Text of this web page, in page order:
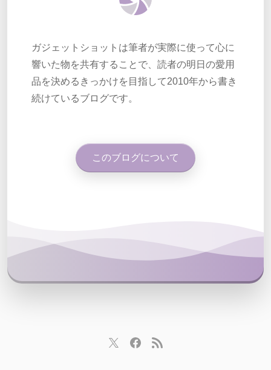
ガジェットショットは筆者が実際に使って心に
響いた物を共有することで、読者の明日の愛用
品を決めるきっかけを目指して2010年から書き
続けているブログです。
このブログについて